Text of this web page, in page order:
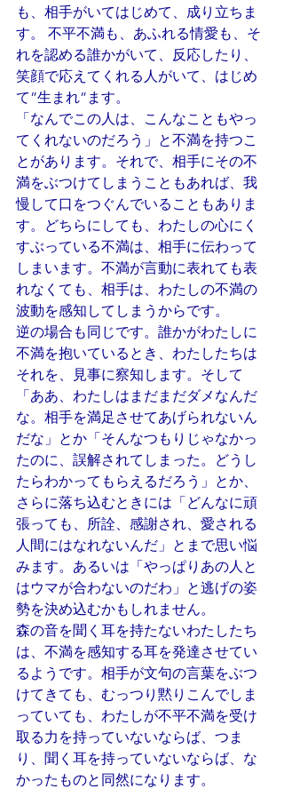
も、相手がいてはじめて、成り立ちま
す。 不平不満も、あふれる情愛も、そ
れを認める誰かがいて、反応したり、
笑顔で応えてくれる人がいて、はじめ
て”生まれ”ます。
「なんでこの人は、こんなこともやっ
てくれないのだろう」と不満を持つこ
とがあります。それで、相手にその不
満をぶつけてしまうこともあれば、我
慢して口をつぐんでいることもありま
す。どちらにしても、わたしの心にく
すぶっている不満は、相手に伝わって
しまいます。不満が言動に表れても表
れなくても、相手は、わたしの不満の
波動を感知してしまうからです。
逆の場合も同じです。誰かがわたしに
不満を抱いているとき、わたしたちは
それを、見事に察知します。そして
「ああ、わたしはまだまだダメなんだ
な。相手を満足させてあげられないん
だな」とか「そんなつもりじゃなかっ
たのに、誤解されてしまった。どうし
たらわかってもらえるだろう」とか、
さらに落ち込むときには「どんなに頑
張っても、所詮、感謝され、愛される
人間にはなれないんだ」とまで思い悩
みます。あるいは「やっぱりあの人と
はウマが合わないのだわ」と逃げの姿
勢を決め込むかもしれません。
森の音を聞く耳を持たないわたしたち
は、不満を感知する耳を発達させてい
るようです。相手が文句の言葉をぶつ
けてきても、むっつり黙りこんでしま
っていても、わたしが不平不満を受け
取る力を持っていないならば、つま
り、聞く耳を持っていないならば、な
かったものと同然になります。